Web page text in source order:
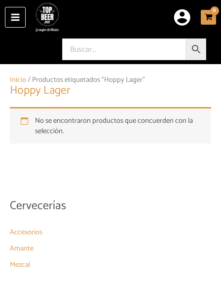
contenido
Cervecerías
Accesorios
Amante
Mezcal
Inicio/ Productos etiquetados “Hoppy Lager”
Hoppy Lager
No se encontraron productos que concuerden con la
selección.